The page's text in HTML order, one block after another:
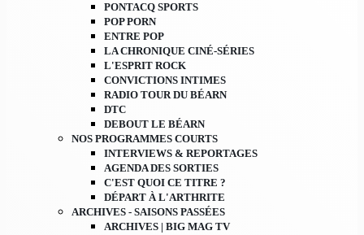
PONTACQ SPORTS
POP PORN
ENTRE POP
LA CHRONIQUE CINÉ-SÉRIES
L'ESPRIT ROCK
CONVICTIONS INTIMES
RADIO TOUR DU BÉARN
DTC
DEBOUT LE BÉARN
NOS PROGRAMMES COURTS
INTERVIEWS & REPORTAGES
AGENDA DES SORTIES
C'EST QUOI CE TITRE ?
DÉPART À L'ARTHRITE
ARCHIVES - SAISONS PASSÉES
ARCHIVES | BIG MAG TV